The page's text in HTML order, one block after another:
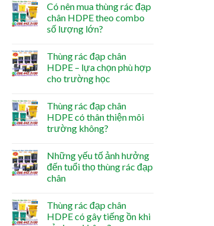
Có nên mua thùng rác đạp
chân HDPE theo combo
số lượng lớn?
Thùng rác đạp chân
HDPE – lựa chọn phù hợp
cho trường học
Thùng rác đạp chân
HDPE có thân thiện môi
trường không?
Những yếu tố ảnh hưởng
đến tuổi thọ thùng rác đạp
chân
Thùng rác đạp chân
HDPE có gây tiếng ồn khi